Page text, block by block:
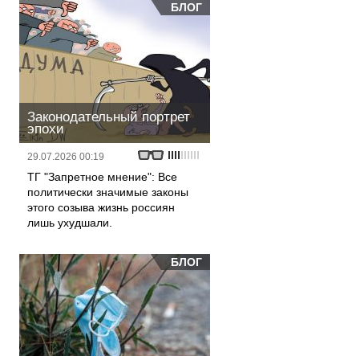
БЛОГ
Законодательный портрет
эпохи
29.07.2026 00:19
ТГ "Запретное мнение": Все
политически значимые законы
этого созыва жизнь россиян
лишь ухудшали.
БЛОГ